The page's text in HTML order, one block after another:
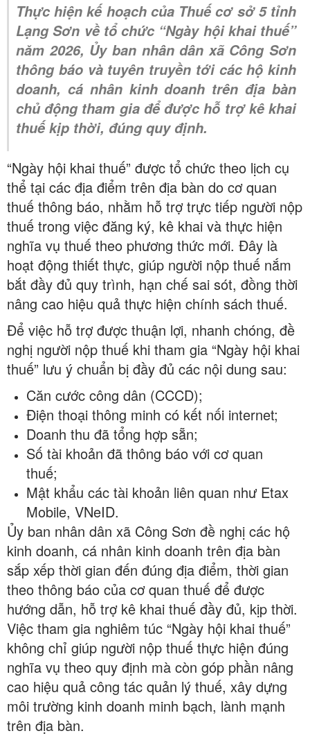
Thực hiện kế hoạch của Thuế cơ sở 5 tỉnh
Lạng Sơn về tổ chức “Ngày hội khai thuế”
năm 2026, Ủy ban nhân dân xã Công Sơn
thông báo và tuyên truyền tới các hộ kinh
doanh, cá nhân kinh doanh trên địa bàn
chủ động tham gia để được hỗ trợ kê khai
thuế kịp thời, đúng quy định.
“Ngày hội khai thuế” được tổ chức theo lịch cụ
thể tại các địa điểm trên địa bàn do cơ quan
thuế thông báo, nhằm hỗ trợ trực tiếp người nộp
thuế trong việc đăng ký, kê khai và thực hiện
nghĩa vụ thuế theo phương thức mới. Đây là
hoạt động thiết thực, giúp người nộp thuế nắm
bắt đầy đủ quy trình, hạn chế sai sót, đồng thời
nâng cao hiệu quả thực hiện chính sách thuế.
Để việc hỗ trợ được thuận lợi, nhanh chóng, đề
nghị người nộp thuế khi tham gia “Ngày hội khai
thuế” lưu ý chuẩn bị đầy đủ các nội dung sau:
Căn cước công dân (CCCD);
Điện thoại thông minh có kết nối internet;
Doanh thu đã tổng hợp sẵn;
Số tài khoản đã thông báo với cơ quan
thuế;
Mật khẩu các tài khoản liên quan như Etax
Mobile, VNeID.
Ủy ban nhân dân xã Công Sơn đề nghị các hộ
kinh doanh, cá nhân kinh doanh trên địa bàn
sắp xếp thời gian đến đúng địa điểm, thời gian
theo thông báo của cơ quan thuế để được
hướng dẫn, hỗ trợ kê khai thuế đầy đủ, kịp thời.
Việc tham gia nghiêm túc “Ngày hội khai thuế”
không chỉ giúp người nộp thuế thực hiện đúng
nghĩa vụ theo quy định mà còn góp phần nâng
cao hiệu quả công tác quản lý thuế, xây dựng
môi trường kinh doanh minh bạch, lành mạnh
trên địa bàn.